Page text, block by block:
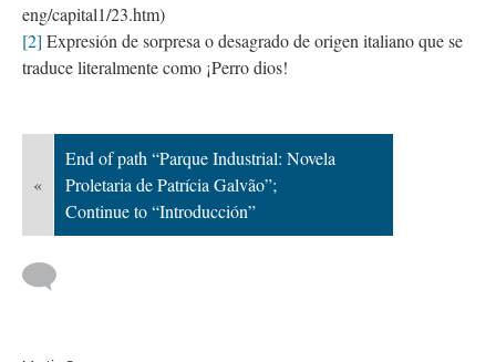
eng/capital1/23.htm)
[2] Expresión de sorpresa o desagrado de origen italiano que se
traduce literalmente como ¡Perro dios!
«
End of path “Parque Industrial: Novela
Proletaria de Patrícia Galvão”;
Continue to “Introducción”